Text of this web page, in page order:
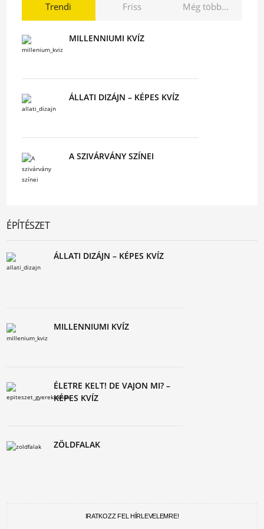
Trendi Friss Még több...
MILLENNIUMI KVÍZ
ÁLLATI DIZÁJN – KÉPES KVÍZ
A SZIVÁRVÁNY SZÍNEI
ÉPÍTÉSZET
ÁLLATI DIZÁJN – KÉPES KVÍZ
MILLENNIUMI KVÍZ
ÉLETRE KELT! DE VAJON MI? –
KÉPES KVÍZ
ZÖLDFALAK
IRATKOZZ FEL HÍRLEVELEMRE!